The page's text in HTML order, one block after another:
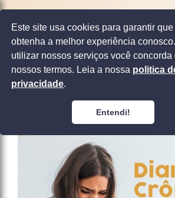
Este site usa cookies para garantir
obtenha a melhor experiência
utilizar nossos serviços você concorda
nossos termos. Leia a nossa politica
privacidade.
Entendi!